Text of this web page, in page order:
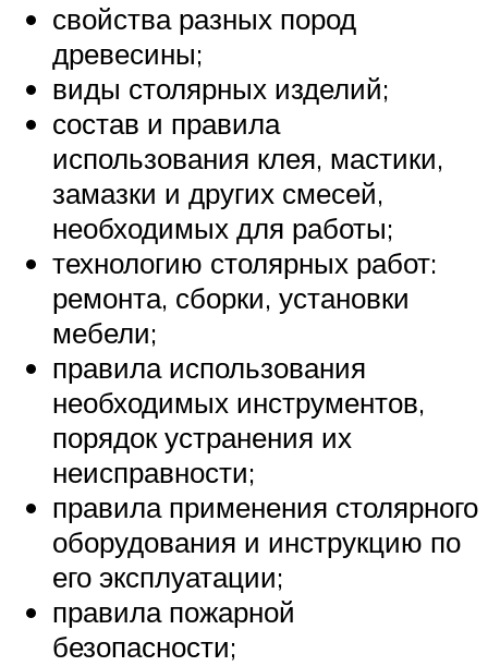
свойства разных пород
древесины;
виды столярных изделий;
состав и правила
использования клея, мастики,
замазки и других смесей,
необходимых для работы;
технологию столярных работ:
ремонта, сборки, установки
мебели;
правила использования
необходимых инструментов,
порядок устранения их
неисправности;
правила применения столярного
оборудования и инструкцию по
его эксплуатации;
правила пожарной
безопасности;